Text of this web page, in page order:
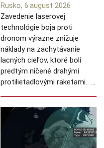
Rusko, 6.august 2026
Zavedenie laserovej
technológie boja proti
dronom výrazne znižuje
náklady na zachytávanie
lacných cieľov, ktoré boli
predtým ničené drahými
protilietadlovými raketami. …